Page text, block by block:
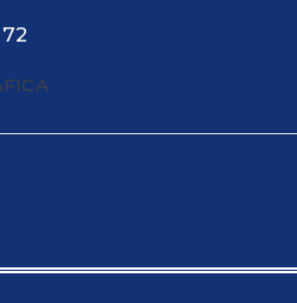
Web